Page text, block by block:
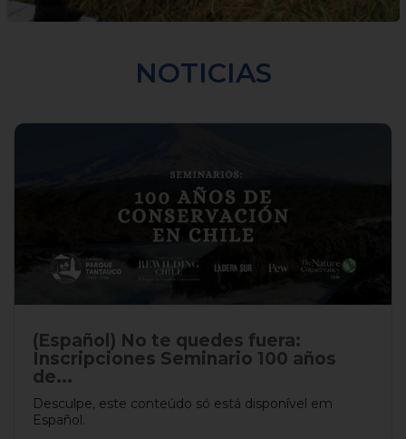
NOTICIAS
(Español) No te quedes fuera:
Inscripciones Seminario 100 años
de...
Desculpe, este conteúdo só está disponível em
Español.